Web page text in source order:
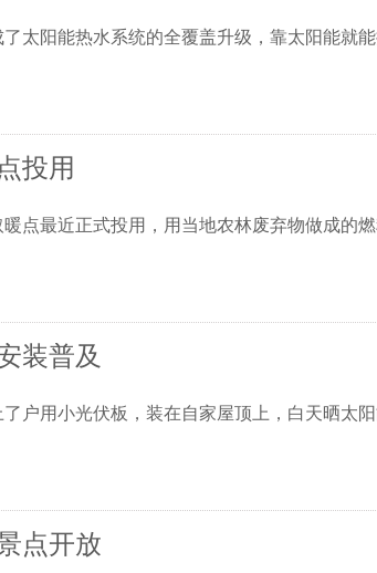
阳能热水系统的全覆盖升级，靠太阳能就能
投用
最近正式投用，用当地农林废弃物做成的
装普及
用小光伏板，装在自家屋顶上，白天晒太
点开放